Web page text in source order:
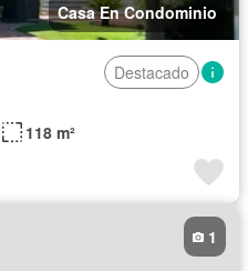
Casa En Condominio
Destacado
118 m²
1